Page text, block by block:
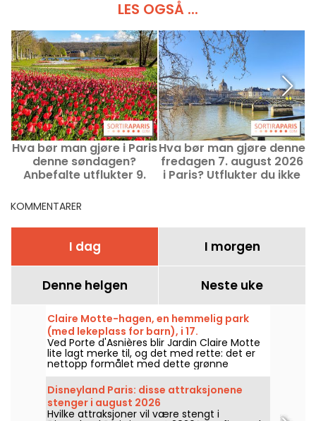
LES OGSÅ ...
Hva bør man gjøre i Paris
denne søndagen?
Anbefalte utflukter 9.
Hva bør man gjøre denne
fredagen 7. august 2026
i Paris? Utflukter du ikke
KOMMENTARER
I dag I morgen
Denne helgen Neste uke
Claire Motte-hagen, en hemmelig park
(med lekeplass for barn), i 17.
arrondissementet
Ved Porte d'Asnières blir Jardin Claire Motte
lite lagt merke til, og det med rette: det er
nettopp formålet med dette grønne
området, å tilby et sted å lade batteriene i
total ro.
Disneyland Paris: disse attraksjonene
stenger i august 2026
Hvilke attraksjoner vil være stengt i